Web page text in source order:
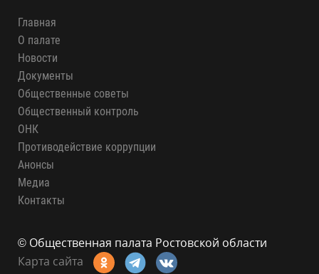
Главная
О палате
Новости
Документы
Общественные советы
Общественный контроль
ОНК
Противодействие коррупции
Анонсы
Медиа
Контакты
© Общественная палата Ростовской области
Карта сайта